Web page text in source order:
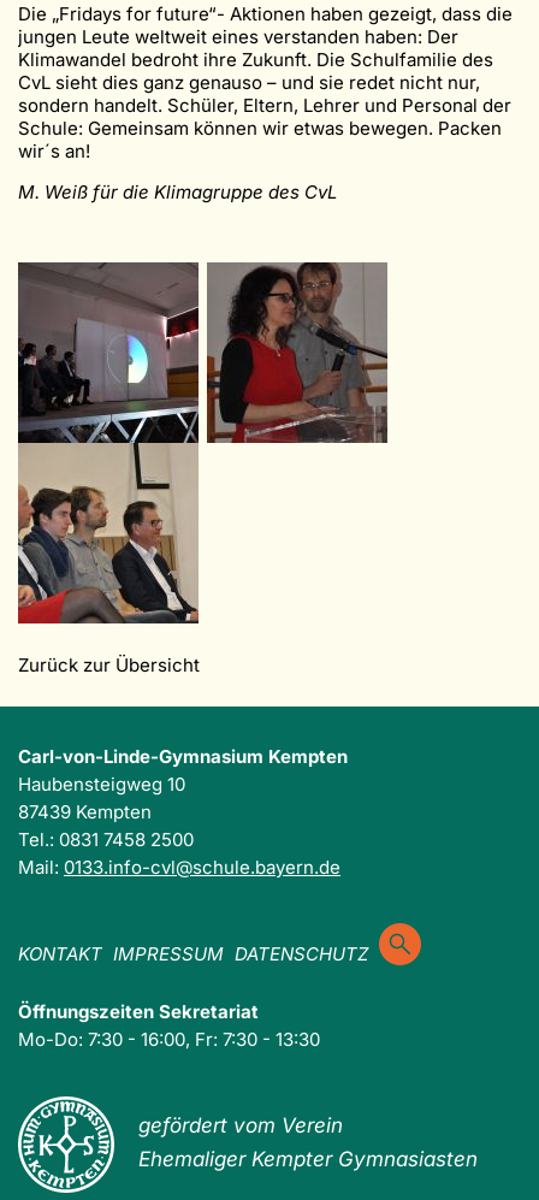
Die „Fridays for future“- Aktionen haben gezeigt, dass die
jungen Leute weltweit eines verstanden haben: Der
Klimawandel bedroht ihre Zukunft. Die Schulfamilie des
CvL sieht dies ganz genauso – und sie redet nicht nur,
sondern handelt. Schüler, Eltern, Lehrer und Personal der
Schule: Gemeinsam können wir etwas bewegen. Packen
wir´s an!
M. Weiß für die Klimagruppe des CvL
Zurück zur Übersicht
Carl-von-Linde-Gymnasium Kempten
Haubensteigweg 10
87439 Kempten
Tel.: 0831 7458 2500
Mail: 0133.info-cvl@schule.bayern.de
KONTAKT IMPRESSUM DATENSCHUTZ
Öffnungszeiten Sekretariat
Mo-Do: 7:30 - 16:00, Fr: 7:30 - 13:30
gefördert vom Verein
Ehemaliger Kempter Gymnasiasten